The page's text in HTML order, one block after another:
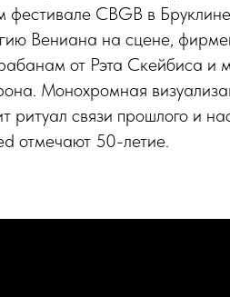
фестивале CBGB в
Вениана на сцене,
от Рэта Скейбиса
Монохромная
ритуал связи прошлого и
отмечают 50-летие.